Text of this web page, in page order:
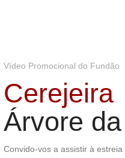
Vídeo Promocional do Fundão
Cerejeira
Árvore
Convido-vos a assistir à